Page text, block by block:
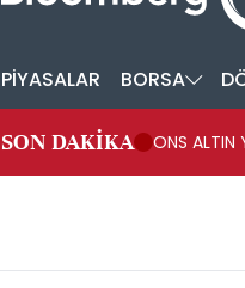
PİYASALAR BORSA
SON DAKİKA ONS ALTIN